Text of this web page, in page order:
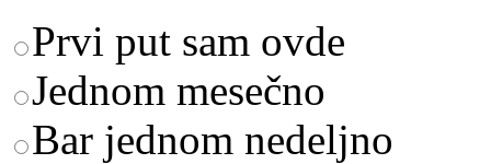
Prvi put sam ovde
Jednom mesečno
Bar jednom nedeljno